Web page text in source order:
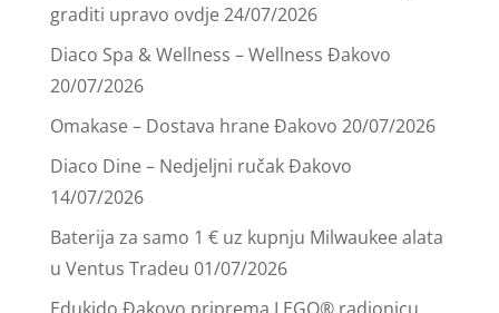
graditi upravo ovdje24/07/2026
Diaco Spa & Wellness – Wellness Đakovo
20/07/2026
Omakase – Dostava hrane Đakovo 20/07/2026
Diaco Dine – Nedjeljni ručak Đakovo
14/07/2026
Baterija za samo 1 € uz kupnju Milwaukee alata
u Ventus Tradeu 01/07/2026